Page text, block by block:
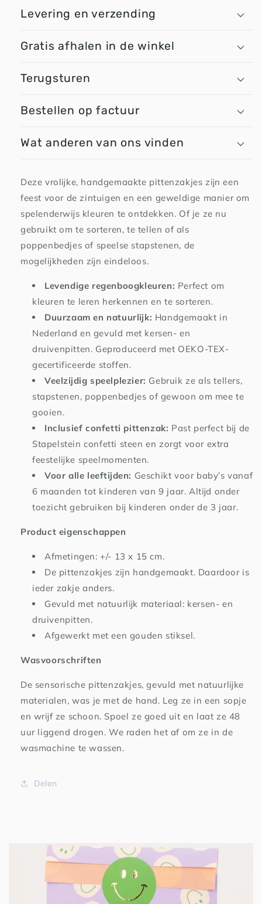
Levering en verzending
Gratis afhalen in de winkel
Terugsturen
Bestellen op factuur
Wat anderen van ons vinden
Deze vrolijke, handgemaakte pittenzakjes zijn een
feest voor de zintuigen en een geweldige manier om
spelenderwijs kleuren te ontdekken. Of je ze nu
gebruikt om te sorteren, te tellen of als
poppenbedjes of speelse stapstenen, de
mogelijkheden zijn eindeloos.
Levendige regenboogkleuren: Perfect om
kleuren te leren herkennen en te sorteren.
Duurzaam en natuurlijk: Handgemaakt in
Nederland en gevuld met kersen- en
druivenpitten. Geproduceerd met OEKO-TEX-
gecertificeerde stoffen.
Veelzijdig speelplezier: Gebruik ze als tellers,
stapstenen, poppenbedjes of gewoon om mee te
gooien.
Inclusief confetti pittenzak: Past perfect bij de
Stapelstein confetti steen en zorgt voor extra
feestelijke speelmomenten.
Voor alle leeftijden: Geschikt voor baby’s vanaf
6 maanden tot kinderen van 9 jaar. Altijd onder
toezicht gebruiken bij kinderen onder de 3 jaar.
Product eigenschappen
Afmetingen: +/- 13 x 15 cm.
De pittenzakjes zijn handgemaakt. Daardoor is
ieder zakje anders.
Gevuld met natuurlijk materiaal: kersen- en
druivenpitten.
Afgewerkt met een gouden stiksel.
Wasvoorschriften
De sensorische pittenzakjes, gevuld met natuurlijke
materialen, was je met de hand. Leg ze in een sopje
en wrijf ze schoon. Spoel ze goed uit en laat ze 48
uur liggend drogen. We raden het af om ze in de
wasmachine te wassen.
Delen